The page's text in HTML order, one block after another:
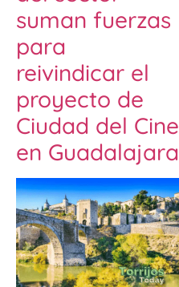
suman fuerzas
para
reivindicar el
proyecto de
Ciudad del Cine
en Guadalajara